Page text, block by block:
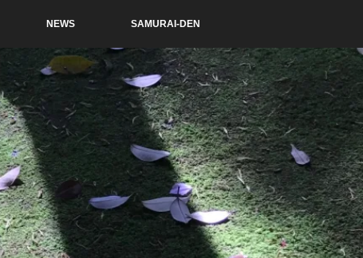
NEWS SAMURAI-DEN